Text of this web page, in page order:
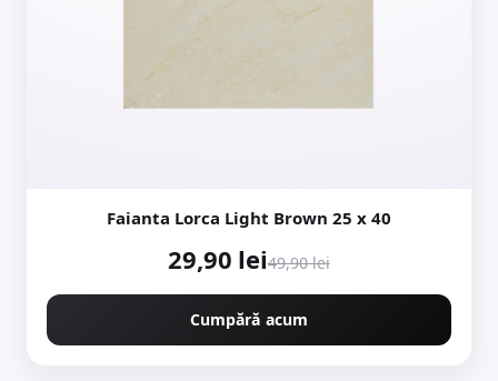
Faianta Lorca Light Brown 25 x 40
29,90 lei49,90 lei
Cumpără acum